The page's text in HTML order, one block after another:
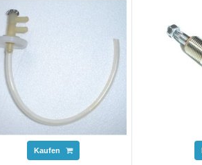
Kaufen